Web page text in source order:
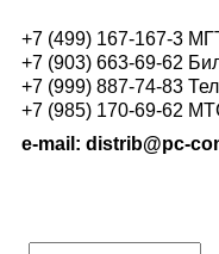
+7 (499) 167-167-3
+7 (903) 663-69-62
+7 (999) 887-74-83
+7 (985) 170-69-62
e-mail: distrib@pc-